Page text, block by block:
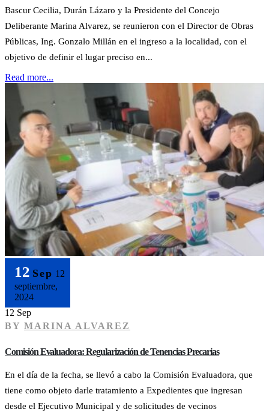
Bascur Cecilia, Durán Lázaro y la Presidente del Concejo
Deliberante Marina Alvarez, se reunieron con el Director de Obras
Públicas, Ing. Gonzalo Millán en el ingreso a la localidad, con el
objetivo de definir el lugar preciso en...
Read more...
12 Sep 12
septiembre,
2024
12 Sep
BY MARINA ALVAREZ
Comisión Evaluadora: Regularización de Tenencias Precarias
En el día de la fecha, se llevó a cabo la Comisión Evaluadora, que
tiene como objeto darle tratamiento a Expedientes que ingresan
desde el Ejecutivo Municipal y de solicitudes de vecinos